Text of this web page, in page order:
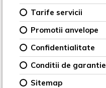
Tarife servicii
Promotii anvelope
Confidentialitate
Conditii de garantie
Sitemap